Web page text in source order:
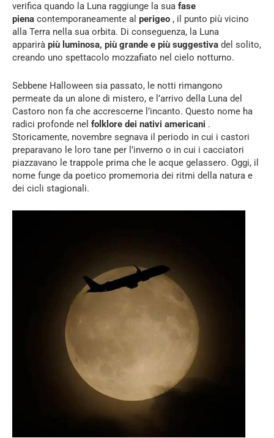
verifica quando la Luna raggiunge la sua fase
piena contemporaneamente al perigeo , il punto più vicino
alla Terra nella sua orbita. Di conseguenza, la Luna
apparirà più luminosa, più grande e più suggestiva del solito,
creando uno spettacolo mozzafiato nel cielo notturno.
Sebbene Halloween sia passato, le notti rimangono
permeate da un alone di mistero, e l’arrivo della Luna del
Castoro non fa che accrescerne l’incanto. Questo nome ha
radici profonde nel folklore dei nativi americani .
Storicamente, novembre segnava il periodo in cui i castori
preparavano le loro tane per l’inverno o in cui i cacciatori
piazzavano le trappole prima che le acque gelassero. Oggi, il
nome funge da poetico promemoria dei ritmi della natura e
dei cicli stagionali.